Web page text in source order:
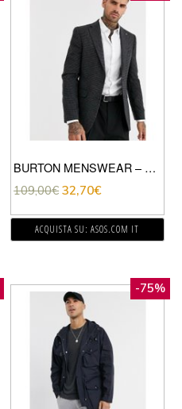
BURTON MENSWEAR – GIACCA IN LANA GRIGIO PIED DE POULE
109,00€ 32,70€
ACQUISTA SU: ASOS.COM IT
-75%